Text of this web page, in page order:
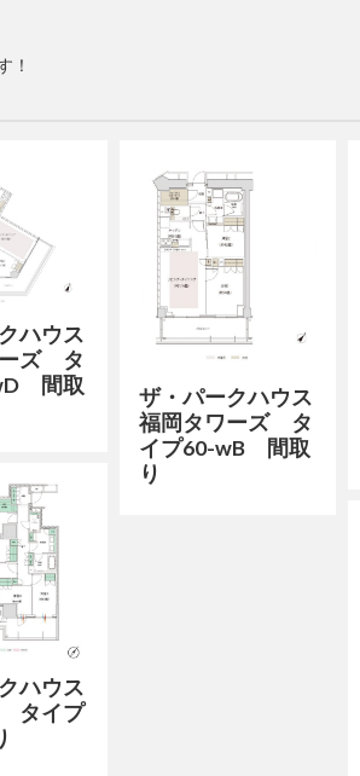
！
ハウス
ズ タ
間取
ザ・パークハウス
福岡タワーズ タ
イプ60-wB 間取
り
ハウス
タイプ